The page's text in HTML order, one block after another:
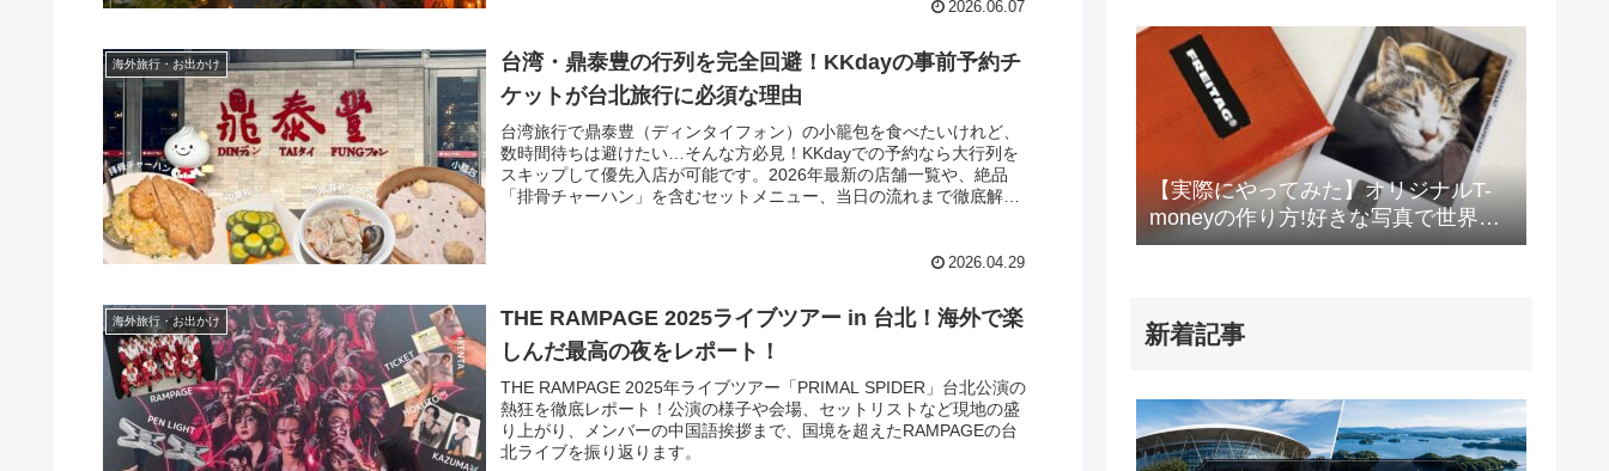
2026.06.07
海外旅行・お出かけ
台湾・鼎泰豊の行列を完全回避！KKdayの事前予約チ
ケットが台北旅行に必須な理由
台湾旅行で鼎泰豊（ディンタイフォン）の小籠包を食べたいけれど、
数時間待ちは避けたい…そんな方必見！KKdayでの予約なら大行列を
スキップして優先入店が可能です。2026年最新の店舗一覧や、絶品
「排骨チャーハン」を含むセットメニュー、当日の流れまで徹底解説
2026.04.29
海外旅行・お出かけ
THE RAMPAGE 2025ライブツアー in 台北！海外で楽
しんだ最高の夜をレポート！
THE RAMPAGE 2025年ライブツアー「PRIMAL SPIDER」台北公演の
熱狂を徹底レポート！公演の様子や会場、セットリストなど現地の盛
り上がり、メンバーの中国語挨拶まで、国境を超えたRAMPAGEの台
北ライブを振り返ります。
【実際にやってみた】オリジナルT-
moneyの作り方!好きな写真で世界に1
つだけのデザインを作ろう
新着記事